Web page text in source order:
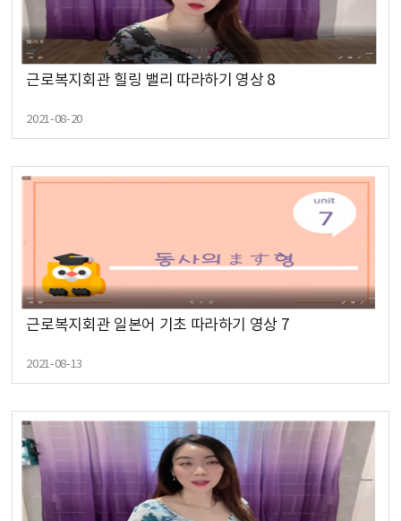
근로복지회관 힐링 밸리 따라하기 영상 8
2021-08-20
근로복지회관 일본어 기초 따라하기 영상 7
2021-08-13